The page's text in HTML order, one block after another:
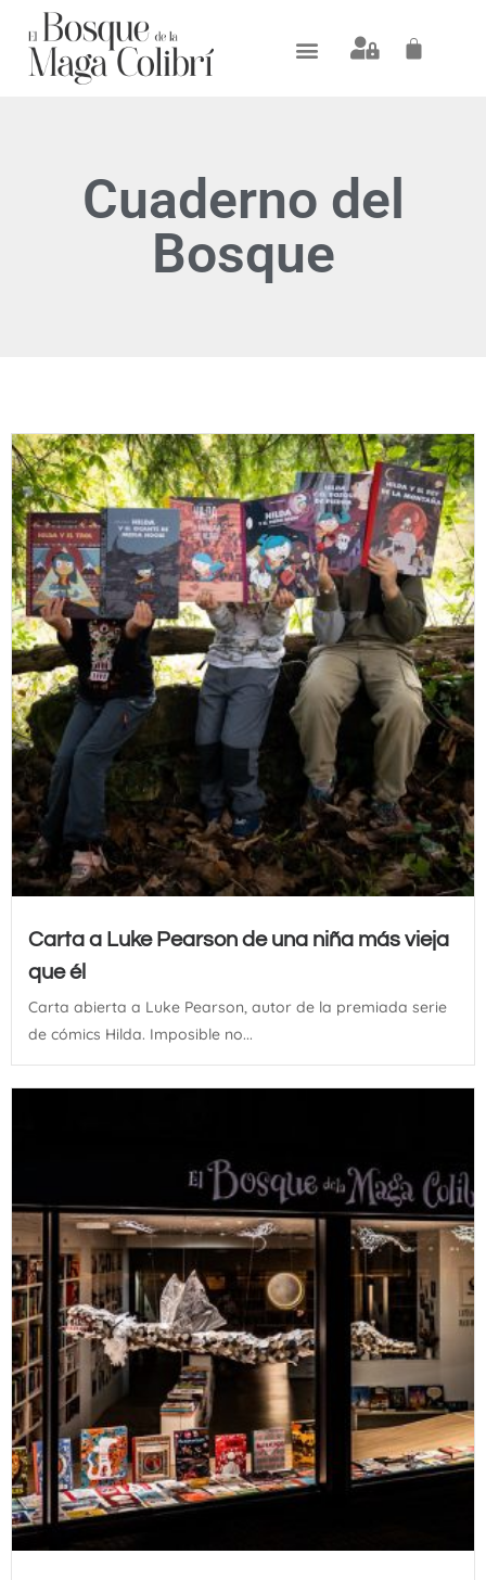
Cuaderno del
Bosque
Carta a Luke Pearson de una niña más vieja
que él
Carta abierta a Luke Pearson, autor de la premiada serie
de cómics Hilda. Imposible no...